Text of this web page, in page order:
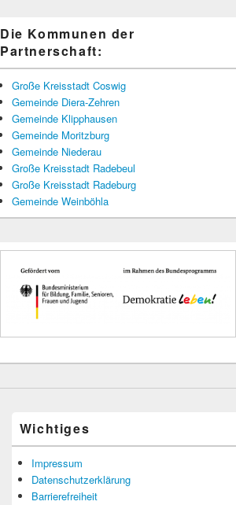
Die Kommunen der
Partnerschaft:
Große Kreisstadt Coswig
Gemeinde Diera-Zehren
Gemeinde Klipphausen
Gemeinde Moritzburg
Gemeinde Niederau
Große Kreisstadt Radebeul
Große Kreisstadt Radeburg
Gemeinde Weinböhla
Wichtiges
Impressum
Datenschutzerklärung
Barrierefreiheit